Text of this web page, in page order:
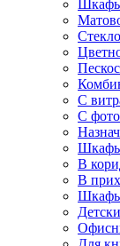
Стекло
С
С
В
В